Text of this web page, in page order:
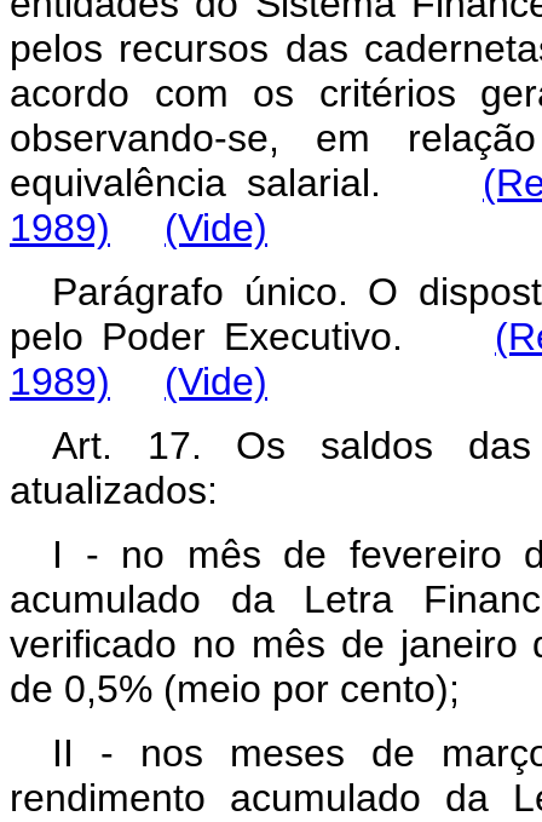
pelos recursos das
acordo com os critérios
observando-se, em
equivalência salarial.
1989)
(Vide)
Parágrafo único. O
pelo Poder Executivo.
1989)
(Vide)
Art. 17. Os saldos das
atualizados:
I - no mês de fevereiro
acumulado da Letra
verificado no mês de janeiro
de 0,5% (meio por cento);
II - nos meses de
rendimento acumulado da